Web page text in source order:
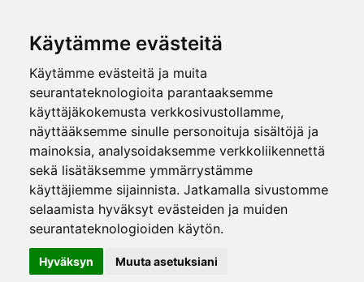
Käytämme evästeitä
Käytämme evästeitä ja muita
seurantateknologioita parantaaksemme
käyttäjäkokemusta verkkosivustollamme,
näyttääksemme sinulle personoituja sisältöjä ja
mainoksia, analysoidaksemme verkkoliikennettä
sekä lisätäksemme ymmärrystämme
käyttäjiemme sijainnista. Jatkamalla sivustomme
selaamista hyväksyt evästeiden ja muiden
seurantateknologioiden käytön.
Hyväksyn Muuta asetuksiani